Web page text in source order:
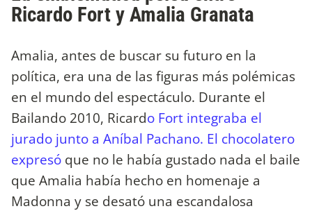
Ricardo Fort y Amalia Granata
Amalia, antes de buscar su futuro en la
política, era una de las figuras más polémicas
en el mundo del espectáculo. Durante el
Bailando 2010, Ricardo Fort integraba el
jurado junto a Aníbal Pachano. El chocolatero
expresó que no le había gustado nada el baile
que Amalia había hecho en homenaje a
Madonna y se desató una escandalosa